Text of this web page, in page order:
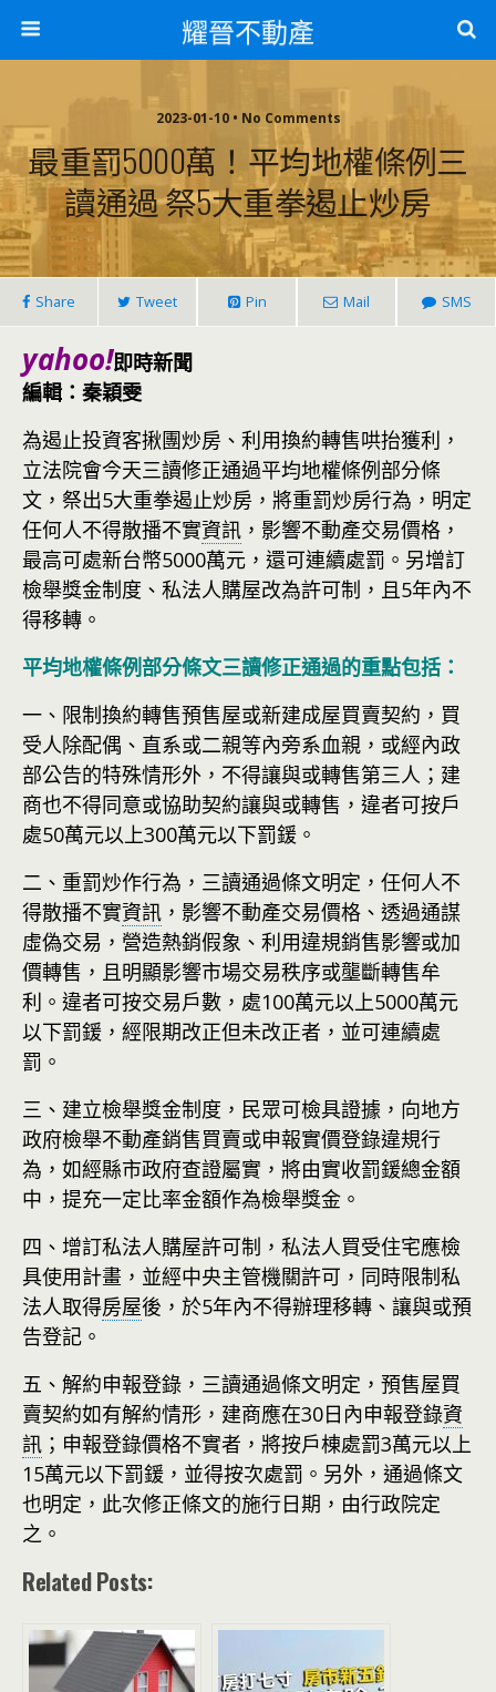
耀晉不動產
2023-01-10 • No Comments
最重罰5000萬！平均地權條例三
讀通過 祭5大重拳遏止炒房
Share Tweet Pin Mail SMS
yahoo!即時新聞
編輯：秦穎雯
為遏止投資客揪團炒房、利用換約轉售哄抬獲利，
立法院會今天三讀修正通過平均地權條例部分條
文，祭出5大重拳遏止炒房，將重罰炒房行為，明定
任何人不得散播不實資訊 ，影響不動產交易價格，
最高可處新台幣5000萬元，還可連續處罰。另增訂
檢舉獎金制度、私法人購屋改為許可制，且5年內不
得移轉。
平均地權條例部分條文三讀修正通過的重點包括：
一、限制換約轉售預售屋或新建成屋買賣契約，買
受人除配偶、直系或二親等內旁系血親，或經內政
部公告的特殊情形外，不得讓與或轉售第三人；建
商也不得同意或協助契約讓與或轉售，違者可按戶
處50萬元以上300萬元以下罰鍰。
二、重罰炒作行為，三讀通過條文明定，任何人不
得散播不實資訊 ，影響不動產交易價格、透過通謀
虛偽交易，營造熱銷假象、利用違規銷售影響或加
價轉售，且明顯影響市場交易秩序或壟斷轉售牟
利。違者可按交易戶數，處100萬元以上5000萬元
以下罰鍰，經限期改正但未改正者，並可連續處
罰。
三、建立檢舉獎金制度，民眾可檢具證據，向地方
政府檢舉不動產銷售買賣或申報實價登錄違規行
為，如經縣市政府查證屬實，將由實收罰鍰總金額
中，提充一定比率金額作為檢舉獎金。
四、增訂私法人購屋許可制，私法人買受住宅應檢
具使用計畫，並經中央主管機關許可，同時限制私
法人取得房屋後，於5年內不得辦理移轉、讓與或預
告登記。
五、解約申報登錄，三讀通過條文明定，預售屋買
賣契約如有解約情形，建商應在30日內申報登錄資
訊 ；申報登錄價格不實者，將按戶棟處罰3萬元以上
15萬元以下罰鍰，並得按次處罰。另外，通過條文
也明定，此次修正條文的施行日期，由行政院定
之。
Related Posts: